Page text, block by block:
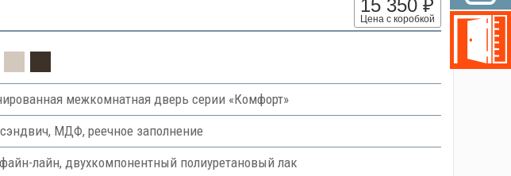
15 350 ₽
Цена с коробкой
межкомнатная дверь серии «Комфорт»
МДФ, реечное заполнение
лайн, двухкомпонентный полиуретановый лак